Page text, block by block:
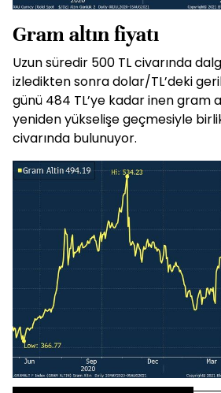
Gram altın fiyatı
Uzun süredir 500 TL civarında
izledikten sonra dolar/TL’deki
günü 484 TL’ye kadar inen gram
yeniden yükselişe geçmesiyle
civarında bulunuyor.